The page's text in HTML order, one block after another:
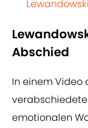
Abschied
In einem Video
emotionalen